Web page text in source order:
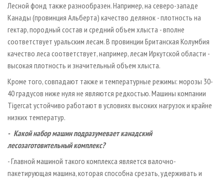
Лесной фонд также разнообразен. Например, на северо-западе
Канады (провинция Альберта) качество делянок - плотность на
гектар, породный состав и средний объем хлыста - вполне
соответствует уральским лесам. В провинции Британская Колумбия
качество леса соответствует, например, лесам Иркутской области -
высокая плотность и значительный объем хлыста.
Кроме того, совпадают также и температурные режимы: морозы 30-
40 градусов ниже нуля не являются редкостью. Машины компании
Tigercat устойчиво работают в условиях высоких нагрузок и крайне
низких температур.
- Какой набор машин подра­зумевает канадский
лесозаготовительный комплекс?
- Главной машиной такого комплекса является валочно-
пакетирующая машина, которая способна срезать, удерживать и